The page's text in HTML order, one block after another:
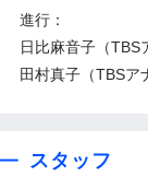
進行：
日比麻音子（TBS
田村真子（TBSア
スタッフ